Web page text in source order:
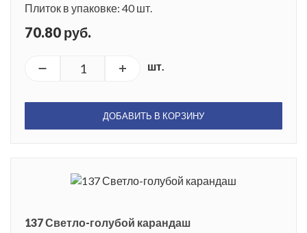
Плиток в упаковке: 40 шт.
70.80 руб.
шт.
ДОБАВИТЬ В КОРЗИНУ
137 Светло-голубой карандаш